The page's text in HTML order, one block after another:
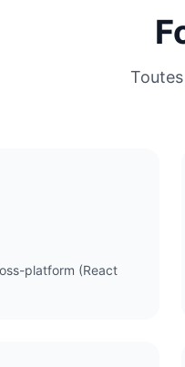
platform (React